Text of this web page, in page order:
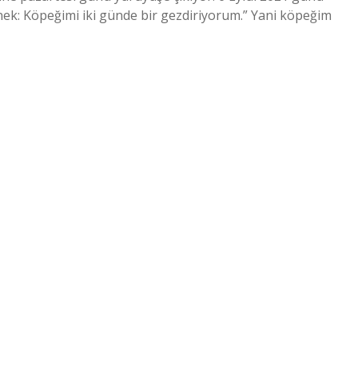
Köpeğimi iki günde bir gezdiriyorum.” Yani köpeğim